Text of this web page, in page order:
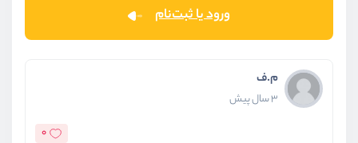
ورود یا ثبت‌نام
م.ف
3 سال پیش
0